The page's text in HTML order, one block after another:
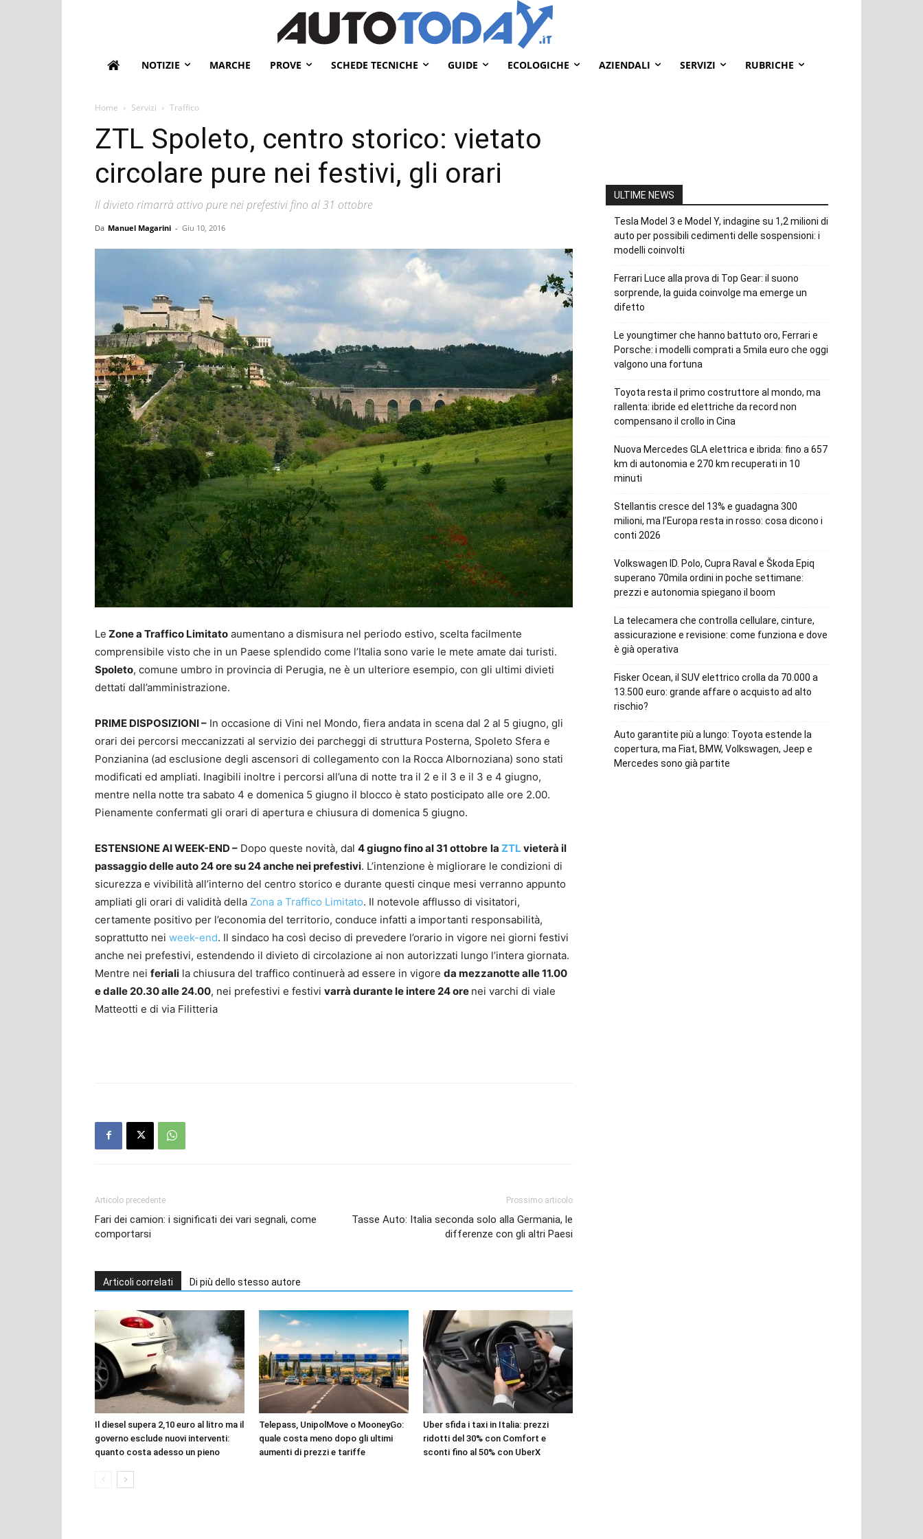
NOTIZIE MARCHE PROVE SCHEDE TECNICHE GUIDE ECOLOGICHE AZIENDALI SERVIZI RUBRICHE
Home Servizi Traffico
ZTL Spoleto, centro storico: vietato
circolare pure nei festivi, gli orari
Il divieto rimarrà attivo pure nei prefestivi fino al 31 ottobre
Da Manuel Magarini - Giu 10, 2016
Le Zone a Traffico Limitato aumentano a dismisura nel periodo estivo, scelta facilmente
comprensibile visto che in un Paese splendido come l’Italia sono varie le mete amate dai turisti.
Spoleto, comune umbro in provincia di Perugia, ne è un ulteriore esempio, con gli ultimi divieti
dettati dall’amministrazione.
PRIME DISPOSIZIONI – In occasione di Vini nel Mondo, fiera andata in scena dal 2 al 5 giugno, gli
orari dei percorsi meccanizzati al servizio dei parcheggi di struttura Posterna, Spoleto Sfera e
Ponzianina (ad esclusione degli ascensori di collegamento con la Rocca Albornoziana) sono stati
modificati ed ampliati. Inagibili inoltre i percorsi all’una di notte tra il 2 e il 3 e il 3 e 4 giugno,
mentre nella notte tra sabato 4 e domenica 5 giugno il blocco è stato posticipato alle ore 2.00.
Pienamente confermati gli orari di apertura e chiusura di domenica 5 giugno.
ESTENSIONE AI WEEK-END – Dopo queste novità, dal 4 giugno fino al 31 ottobre la ZTL vieterà il
passaggio delle auto 24 ore su 24 anche nei prefestivi. L’intenzione è migliorare le condizioni di
sicurezza e vivibilità all’interno del centro storico e durante questi cinque mesi verranno appunto
ampliati gli orari di validità della Zona a Traffico Limitato. Il notevole afflusso di visitatori,
certamente positivo per l’economia del territorio, conduce infatti a importanti responsabilità,
soprattutto nei week-end. Il sindaco ha così deciso di prevedere l’orario in vigore nei giorni festivi
anche nei prefestivi, estendendo il divieto di circolazione ai non autorizzati lungo l’intera giornata.
Mentre nei feriali la chiusura del traffico continuerà ad essere in vigore da mezzanotte alle 11.00
e dalle 20.30 alle 24.00, nei prefestivi e festivi varrà durante le intere 24 ore nei varchi di viale
Matteotti e di via Filitteria
Articolo precedente
Fari dei camion: i significati dei vari segnali, come
comportarsi
Prossimo articolo
Tasse Auto: Italia seconda solo alla Germania, le
differenze con gli altri Paesi
Articoli correlati Di più dello stesso autore
Il diesel supera 2,10 euro al litro ma il
governo esclude nuovi interventi:
quanto costa adesso un pieno
Telepass, UnipolMove o MooneyGo:
quale costa meno dopo gli ultimi
aumenti di prezzi e tariffe
Uber sfida i taxi in Italia: prezzi
ridotti del 30% con Comfort e
sconti fino al 50% con UberX
ULTIME NEWS
Tesla Model 3 e Model Y, indagine su 1,2 milioni di
auto per possibili cedimenti delle sospensioni: i
modelli coinvolti
Ferrari Luce alla prova di Top Gear: il suono
sorprende, la guida coinvolge ma emerge un
difetto
Le youngtimer che hanno battuto oro, Ferrari e
Porsche: i modelli comprati a 5mila euro che oggi
valgono una fortuna
Toyota resta il primo costruttore al mondo, ma
rallenta: ibride ed elettriche da record non
compensano il crollo in Cina
Nuova Mercedes GLA elettrica e ibrida: fino a 657
km di autonomia e 270 km recuperati in 10
minuti
Stellantis cresce del 13% e guadagna 300
milioni, ma l’Europa resta in rosso: cosa dicono i
conti 2026
Volkswagen ID. Polo, Cupra Raval e Škoda Epiq
superano 70mila ordini in poche settimane:
prezzi e autonomia spiegano il boom
La telecamera che controlla cellulare, cinture,
assicurazione e revisione: come funziona e dove
è già operativa
Fisker Ocean, il SUV elettrico crolla da 70.000 a
13.500 euro: grande affare o acquisto ad alto
rischio?
Auto garantite più a lungo: Toyota estende la
copertura, ma Fiat, BMW, Volkswagen, Jeep e
Mercedes sono già partite